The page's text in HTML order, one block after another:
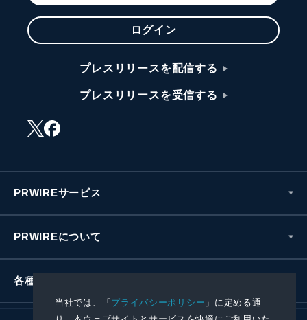
当社では、「プライバシーポリシー 」に定める通
ログイン
プレスリリースを配信する
プレスリリースを受信する
PRWIREサービス
PRWIREについて
各種お問い合わせ